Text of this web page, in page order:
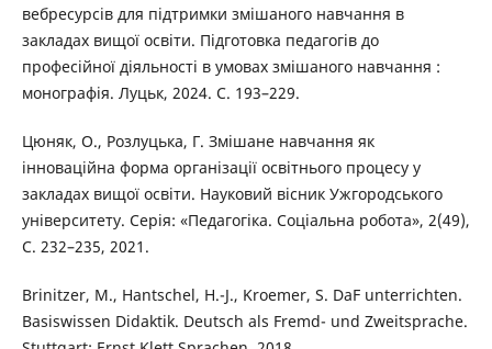
вебресурсів для підтримки змішаного навчання в
закладах вищої освіти. Підготовка педагогів до
професійної діяльності в умовах змішаного навчання :
монографія. Луцьк, 2024. С. 193–229.
Цюняк, О., Розлуцька, Г. Змішане навчання як
інноваційна форма організації освітнього процесу у
закладах вищої освіти. Науковий вісник Ужгородського
університету. Серія: «Педагогіка. Соціальна робота», 2(49),
C. 232–235, 2021.
Brinitzer, M., Hantschel, H.-J., Kroemer, S. DaF unterrichten.
Basiswissen Didaktik. Deutsch als Fremd- und Zweitsprache.